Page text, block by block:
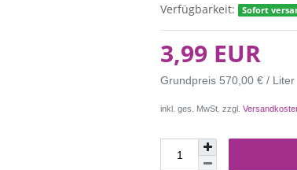
Verfügbarkeit:
Sofort
3,99 EUR
Grundpreis 570,00 € / Liter
inkl. ges. MwSt. zzgl.